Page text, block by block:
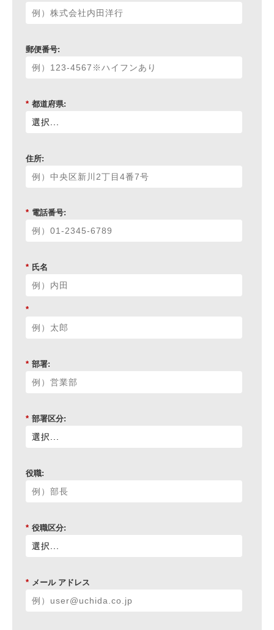
郵便番号:
* 都道府県:
住所:
* 電話番号:
* 氏名
*
* 部署:
* 部署区分:
役職:
* 役職区分:
* メール アドレス